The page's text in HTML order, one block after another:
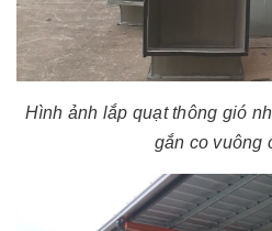
Hình ảnh lắp quạt thông gió
gắn co vuông